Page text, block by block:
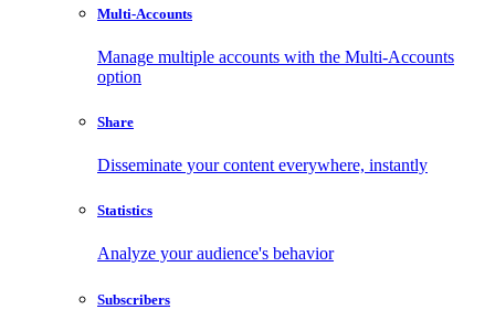
Multi-Accounts
Manage multiple accounts with the Multi-Accounts
option
Share
Disseminate your content everywhere, instantly
Statistics
Analyze your audience's behavior
Subscribers